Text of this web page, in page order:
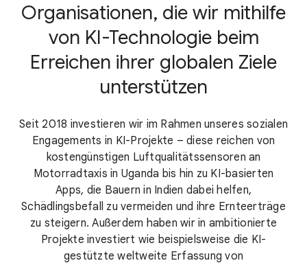
Organisationen, die wir mithilfe
von KI-Technologie beim
Erreichen ihrer globalen Ziele
unterstützen
Seit 2018 investieren wir im Rahmen unseres sozialen
Engagements in KI-Projekte – diese reichen von
kostengünstigen Luftqualitätssensoren an
Motorradtaxis in Uganda bis hin zu KI-basierten
Apps, die Bauern in Indien dabei helfen,
Schädlingsbefall zu vermeiden und ihre Ernteerträge
zu steigern. Außerdem haben wir in ambitionierte
Projekte investiert wie beispielsweise die KI-
gestützte weltweite Erfassung von